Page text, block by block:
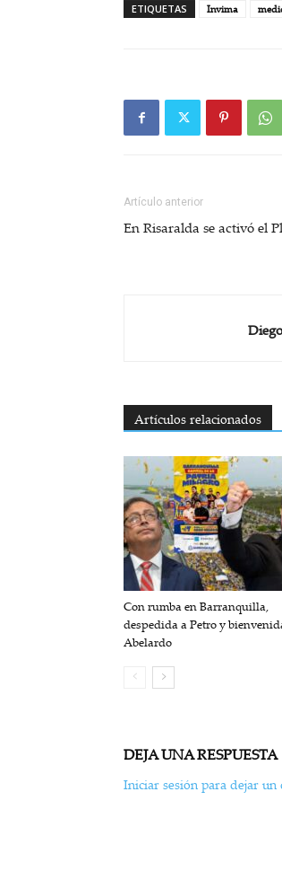
ETIQUETAS Invima
Artículo anterior
En Risaralda se activó el
Artículos relacionados
Con rumba en Barranquilla,
despedida a Petro y
Abelardo
DEJA UNA RESPUESTA
Iniciar sesión para dejar un